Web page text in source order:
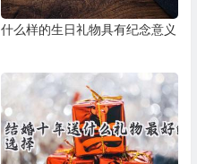
什么样的生日礼物具有纪念意义